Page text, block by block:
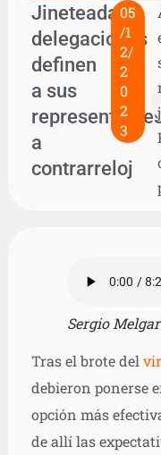
Jineteada:
delegaciones
definen
a sus
a
contrarreloj
05
/1
2/
2
0
2
3
Sergio
Tras el brote del
debieron ponerse
opción más
de allí las